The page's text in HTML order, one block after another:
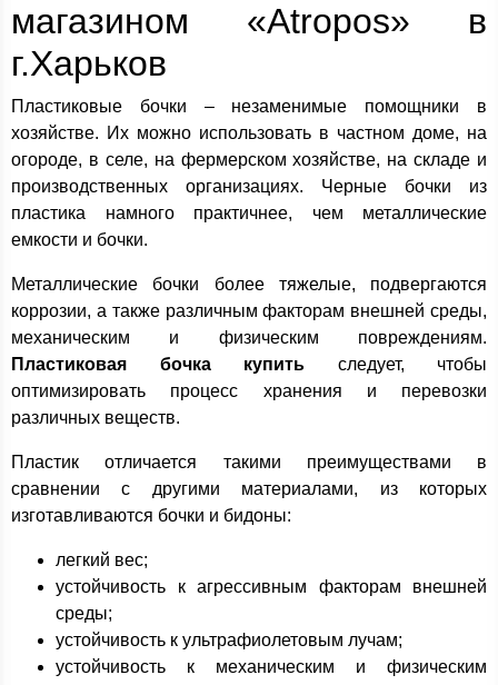
магазином «Atropos» в
г.Харьков
Пластиковые бочки – незаменимые помощники в
хозяйстве. Их можно использовать в частном доме, на
огороде, в селе, на фермерском хозяйстве, на складе и
производственных организациях. Черные бочки из
пластика намного практичнее, чем металлические
емкости и бочки.
Металлические бочки более тяжелые, подвергаются
коррозии, а также различным факторам внешней среды,
механическим и физическим повреждениям.
Пластиковая бочка купить следует, чтобы
оптимизировать процесс хранения и перевозки
различных веществ.
Пластик отличается такими преимуществами в
сравнении с другими материалами, из которых
изготавливаются бочки и бидоны:
легкий вес;
устойчивость к агрессивным факторам внешней
среды;
устойчивость к ультрафиолетовым лучам;
устойчивость к механическим и физическим